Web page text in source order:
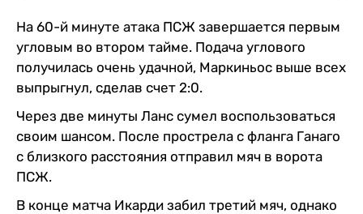
На 60-й минуте атака ПСЖ завершается первым
угловым во втором тайме. Подача углового
получилась очень удачной, Маркиньос выше всех
выпрыгнул, сделав счет 2:0.
Через две минуты Ланс сумел воспользоваться
своим шансом. После прострела с фланга Ганаго
с близкого расстояния отправил мяч в ворота
ПСЖ.
В конце матча Икарди забил третий мяч, однако